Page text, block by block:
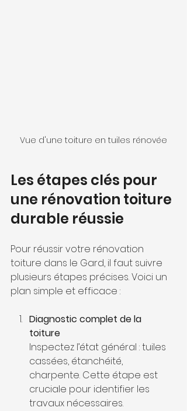
Vue d'une toiture en tuiles rénovée
Les étapes clés pour
une rénovation toiture
durable réussie
Pour réussir votre rénovation
toiture dans le Gard, il faut suivre
plusieurs étapes précises. Voici un
plan simple et efficace :
Diagnostic complet de la
toiture
Inspectez l’état général : tuiles
cassées, étanchéité,
charpente. Cette étape est
cruciale pour identifier les
travaux nécessaires.